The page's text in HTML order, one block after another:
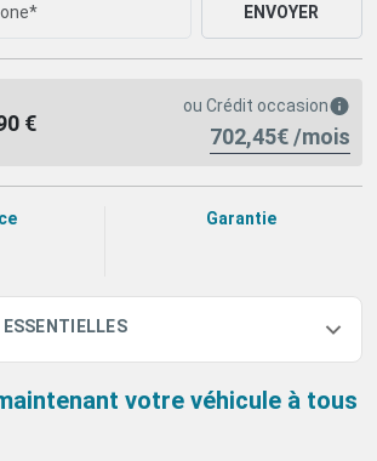
ENVOYER
€
ou Crédit occasion
702,45€ /mois
Garantie
ESSENTIELLES
votre véhicule à tous